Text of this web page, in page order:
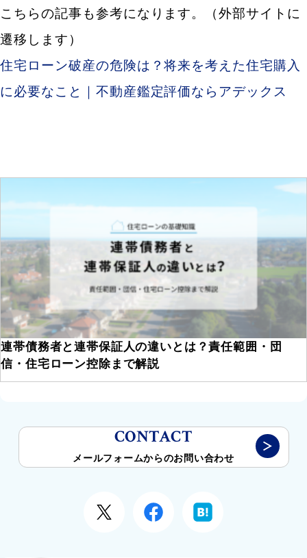
こちらの記事も参考になります。（外部サイトに
遷移します）
住宅ローン破産の危険は？将来を考えた住宅購入
に必要なこと｜不動産鑑定評価ならアデックス
連帯債務者と連帯保証人の違いとは？責任範囲・団
信・住宅ローン控除まで解説
CONTACT
メールフォームからのお問い合わせ